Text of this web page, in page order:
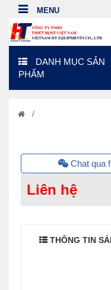
DANH MỤC SẢN
PHẨM
/
Chat qua
Liên hệ
THÔNG TIN